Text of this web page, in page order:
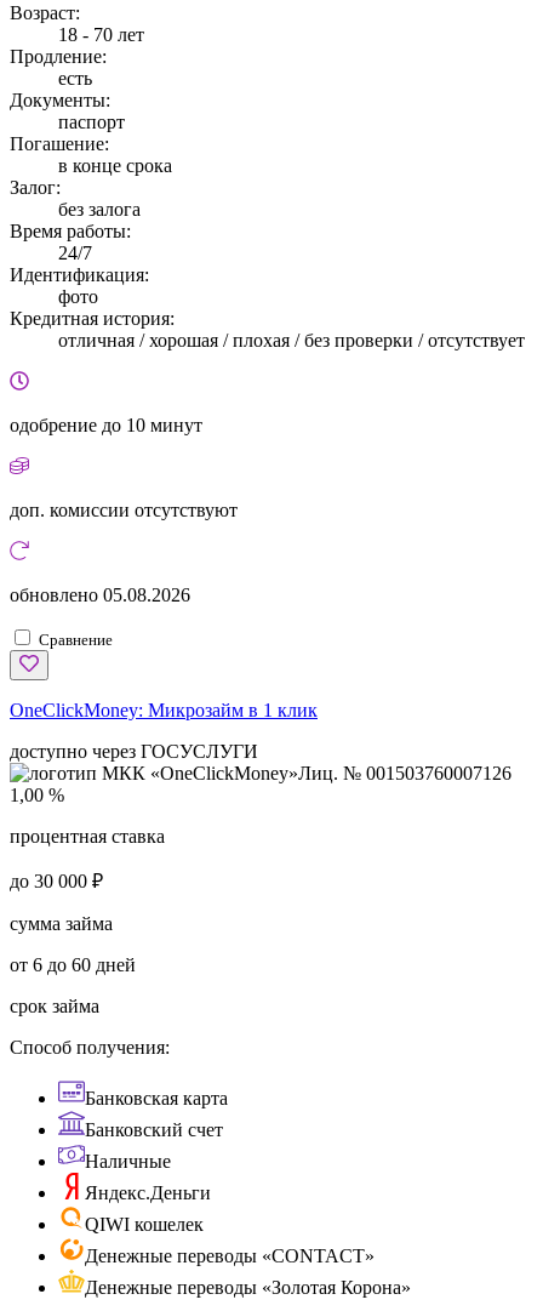
Возраст:
18 - 70 лет
Продление:
есть
Документы:
паспорт
Погашение:
в конце срока
Залог:
без залога
Время работы:
24/7
Идентификация:
фото
Кредитная история:
отличная / хорошая / плохая / без проверки / отсутствует
одобрение до 10 минут
доп. комиссии отсутствуют
обновлено 05.08.2026
Сравнение
OneClickMoney: Микрозайм в 1 клик
доступно через ГОСУСЛУГИ
Лиц. № 001503760007126
1,00 %
процентная ставка
до 30 000 ₽
сумма займа
от 6 до 60 дней
срок займа
Способ получения:
Банковская карта
Банковский счет
Наличные
Яндекс.Деньги
QIWI кошелек
Денежные переводы «CONTACT»
Денежные переводы «Золотая Корона»